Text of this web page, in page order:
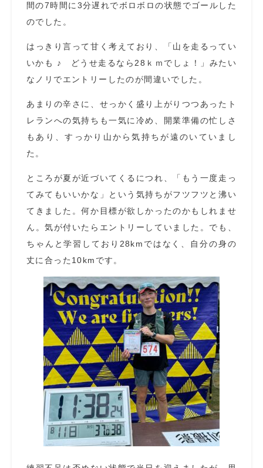
間の7時間に3分遅れでボロボロの状態でゴールした
のでした。
はっきり言って甘く考えており、「山を走るってい
いかも ♪ どうせ走るなら28ｋｍでしょ！」みたい
なノリでエントリーしたのが間違いでした。
あまりの辛さに、せっかく盛り上がりつつあったト
レランへの気持ちも一気に冷め、開業準備の忙しさ
もあり、すっかり山から気持ちが遠のいていまし
た。
ところが夏が近づいてくるにつれ、「もう一度走っ
てみてもいいかな」という気持ちがフツフツと沸い
てきました。何か目標が欲しかったのかもしれませ
ん。気が付いたらエントリーしていました。でも、
ちゃんと学習しており28kmではなく、自分の身の
丈に合った10kmです。